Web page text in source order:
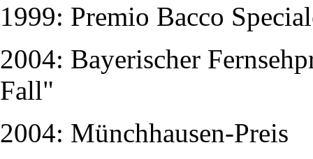
1999: Premio Bacco
2004: Bayerischer
Fall"
2004: Münchhausen-Preis